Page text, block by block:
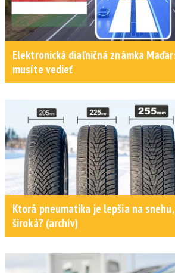
Elektronická diaľničná známka
musíte vedieť
Ktorá pneumatika je lepšia na
široká? (archív)